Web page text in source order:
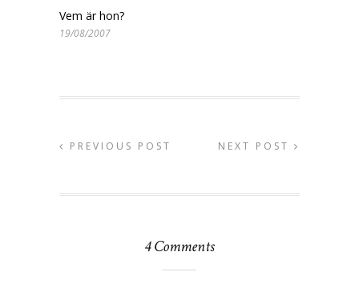
Vem är hon?
19/08/2007
PREVIOUS POST NEXT POST
4 Comments